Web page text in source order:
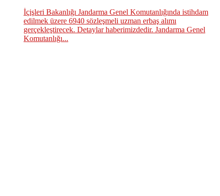
İçişleri Bakanlığı Jandarma Genel Komutanlığında istihdam
edilmek üzere 6940 sözleşmeli uzman erbaş alımı
gerçekleştirecek. Detaylar haberimizdedir. Jandarma Genel
Komutanlığı...